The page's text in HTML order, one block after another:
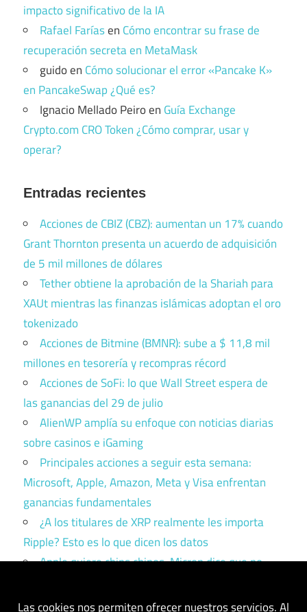
impacto significativo de la IA
Rafael Faríasen Cómo encontrar su frase de
recuperación secreta en MetaMask
guidoen Cómo solucionar el error «Pancake K»
en PancakeSwap ¿Qué es?
Ignacio Mellado Peiroen Guía Exchange
Crypto.com CRO Token ¿Cómo comprar, usar y
operar?
Entradas recientes
Acciones de CBIZ (CBZ): aumentan un 17% cuando
Grant Thornton presenta un acuerdo de adquisición
de 5 mil millones de dólares
Tether obtiene la aprobación de la Shariah para
XAUt mientras las finanzas islámicas adoptan el oro
tokenizado
Acciones de Bitmine (BMNR): sube a $ 11,8 mil
millones en tesorería y recompras récord
Acciones de SoFi: lo que Wall Street espera de
las ganancias del 29 de julio
AlienWP amplía su enfoque con noticias diarias
sobre casinos e iGaming
Principales acciones a seguir esta semana:
Microsoft, Apple, Amazon, Meta y Visa enfrentan
ganancias fundamentales
¿A los titulares de XRP realmente les importa
Ripple? Esto es lo que dicen los datos
Apple quiere chips chinos. Micron dice que no.
Las cookies nos permiten ofrecer nuestros servicios. Al